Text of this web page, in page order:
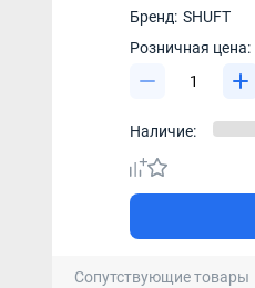
Бренд: SHUFT
Розничная цена:
Наличие:
Сопутствующие товары